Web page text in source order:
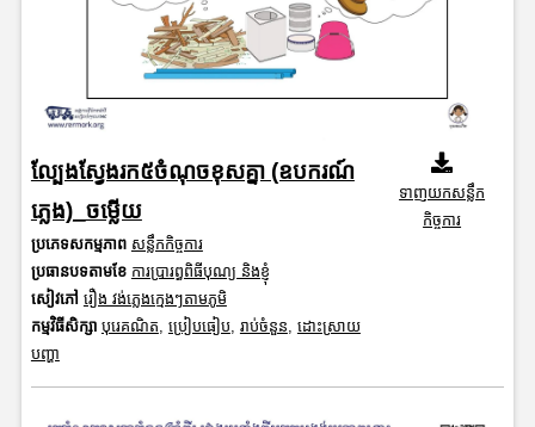
ល្បែងស្វែងរក៥ចំណុចខុសគ្នា (ឧបករណ៍
ភ្លេង)_ចម្លើយ
ប្រភេទសកម្មភាព សន្លឹកកិច្ចការ
ប្រធានបទតាមខែ ការប្រារព្ធពិធីបុណ្យ និងខ្ញុំ
សៀវភៅ រឿង វង់ភ្លេងក្មេងៗតាមភូមិ
កម្មវិធីសិក្សា បុរេគណិត ប្រៀបធៀប, រាប់ចំនួន ដោះស្រាយ
បញ្ហា
ទាញយកសន្លឹក
កិច្ចការ